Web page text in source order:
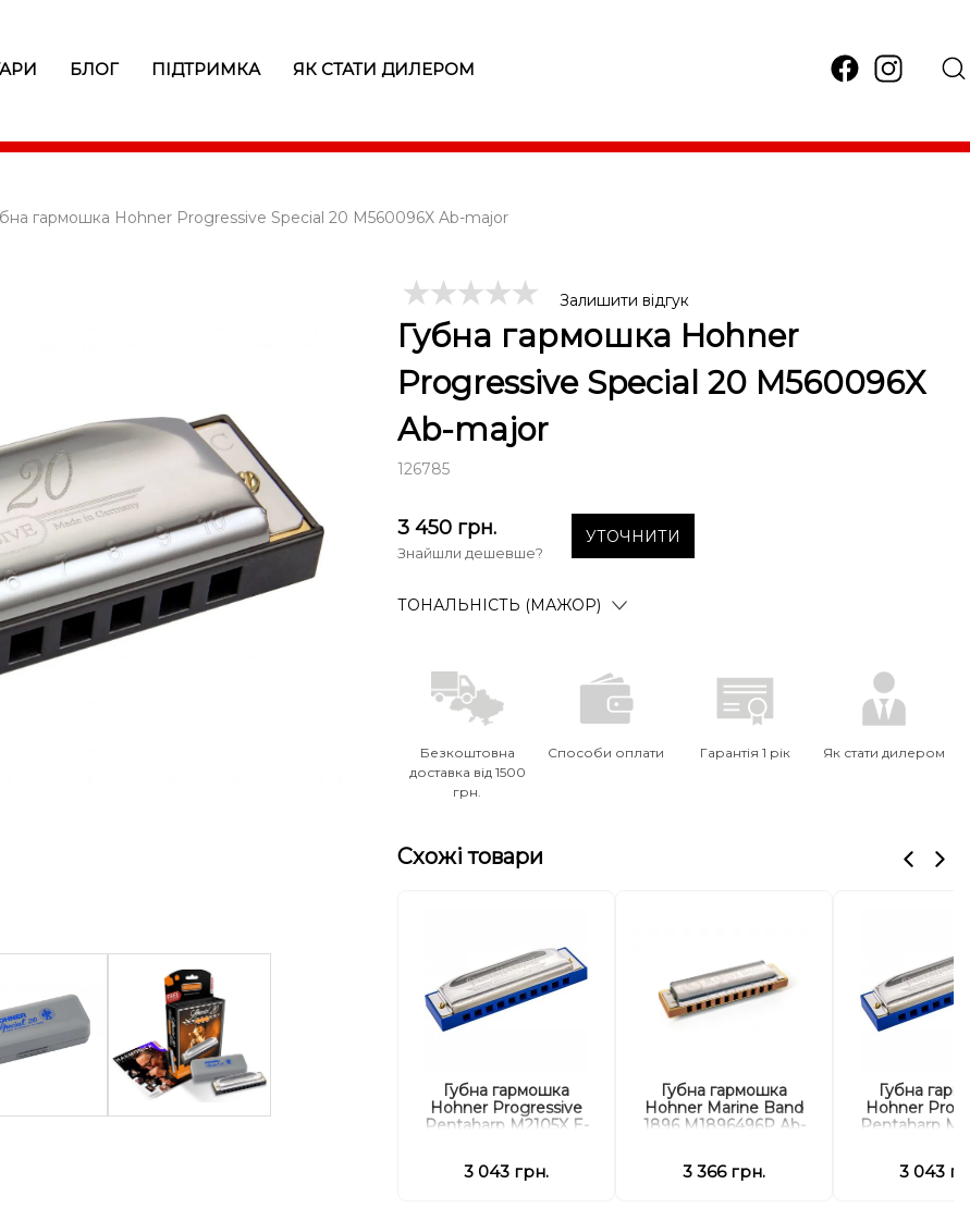
БЛОГ ПІДТРИМКА ЯК СТАТИ ДИЛЕРОМ
гармошка Hohner Progressive Special 20 M560096X Ab-major
Залишити відгук
Губна гармошка Hohner
Progressive Special 20 M560096X
Ab-major
126785
3 450 грн.
Знайшли дешевше?
УТОЧНИТИ
ТОНАЛЬНІСТЬ (МАЖОР)
Безкоштовна
доставка від 1500
грн.
Способи оплати Гарантія 1 рік Як стати дилером
Схожі товари
Губна гармошка
Hohner Progressive
Pentaharp M2105X E-
3 043 грн.
Губна гармошка
Hohner Marine Band
1896 M1896496P Ab-
3 366 грн.
Губна
Hohner
Pentaharp
3 043